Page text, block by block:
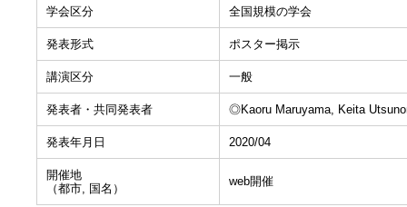
学会区分 全国規模の学会
発表形式 ポスター掲示
講演区分 一般
発表者・共同発表者 ◎Kaoru Maruyama, Keita
発表年月日 2020/04
開催地
（都市, 国名）
web開催